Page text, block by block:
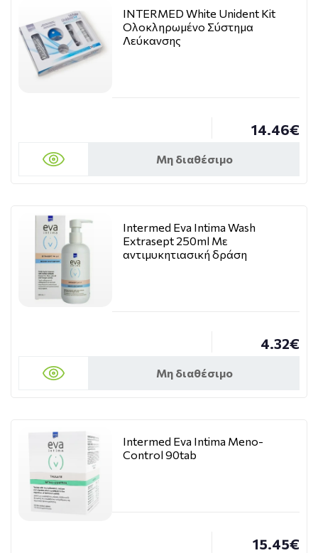
INTERMED White Unident Kit
Ολοκληρωμένο Σύστημα
Λεύκανσης
14.46€
Μη διαθέσιμο
Intermed Eva Intima Wash
Extrasept 250ml Με
αντιμυκητιασική δράση
4.32€
Μη διαθέσιμο
Intermed Eva Intima Meno-
Control 90tab
15.45€